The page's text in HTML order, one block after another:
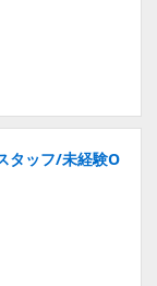
タッフ/未経験O